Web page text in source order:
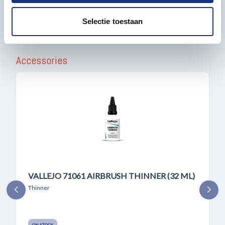
partners voor social media, adverteren en analyse. Deze
partners kunnen deze gegevens combineren met andere
verzameld op basis van uw gebruik van hun services.
Selectie toestaan
Accessories
VALLEJO 71061 AIRBRUSH THINNER (32 ML)
Thinner